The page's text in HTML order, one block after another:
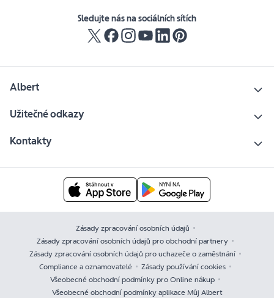
Sledujte nás na sociálních sítích
Albert
Užitečné odkazy
Kontakty
Zásady zpracování osobních údajů
Zásady zpracování osobních údajů pro obchodní partnery
Zásady zpracování osobních údajů pro uchazeče o zaměstnání
Compliance a oznamovatelé
Zásady používání cookies
Všeobecné obchodní podmínky pro Online nákup
Všeobecné obchodní podmínky aplikace Můj Albert